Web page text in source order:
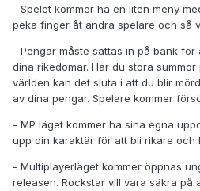
- Spelet kommer ha en liten meny
peka finger åt andra spelare och så
- Pengar måste sättas in på bank
dina rikedomar. Har du stora
världen kan det sluta i att du blir
av dina pengar. Spelare kommer
- MP läget kommer ha sina egna
upp din karaktär för att bli rikare och
- Multiplayerläget kommer öppnas
releasen. Rockstar vill vara säkra på